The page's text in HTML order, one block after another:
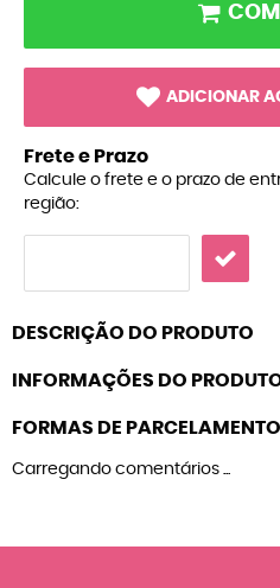
ADICIONAR
Frete e Prazo
Calcule o frete e o prazo de
região:
DESCRIÇÃO DO PRODUTO
INFORMAÇÕES DO
FORMAS DE PARCELAMENTO
Carregando comentários ...